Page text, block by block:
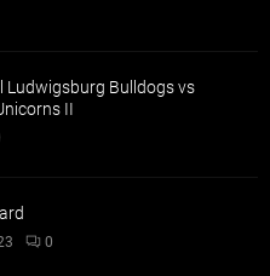
Ludwigsburg Bulldogs vs
II
0